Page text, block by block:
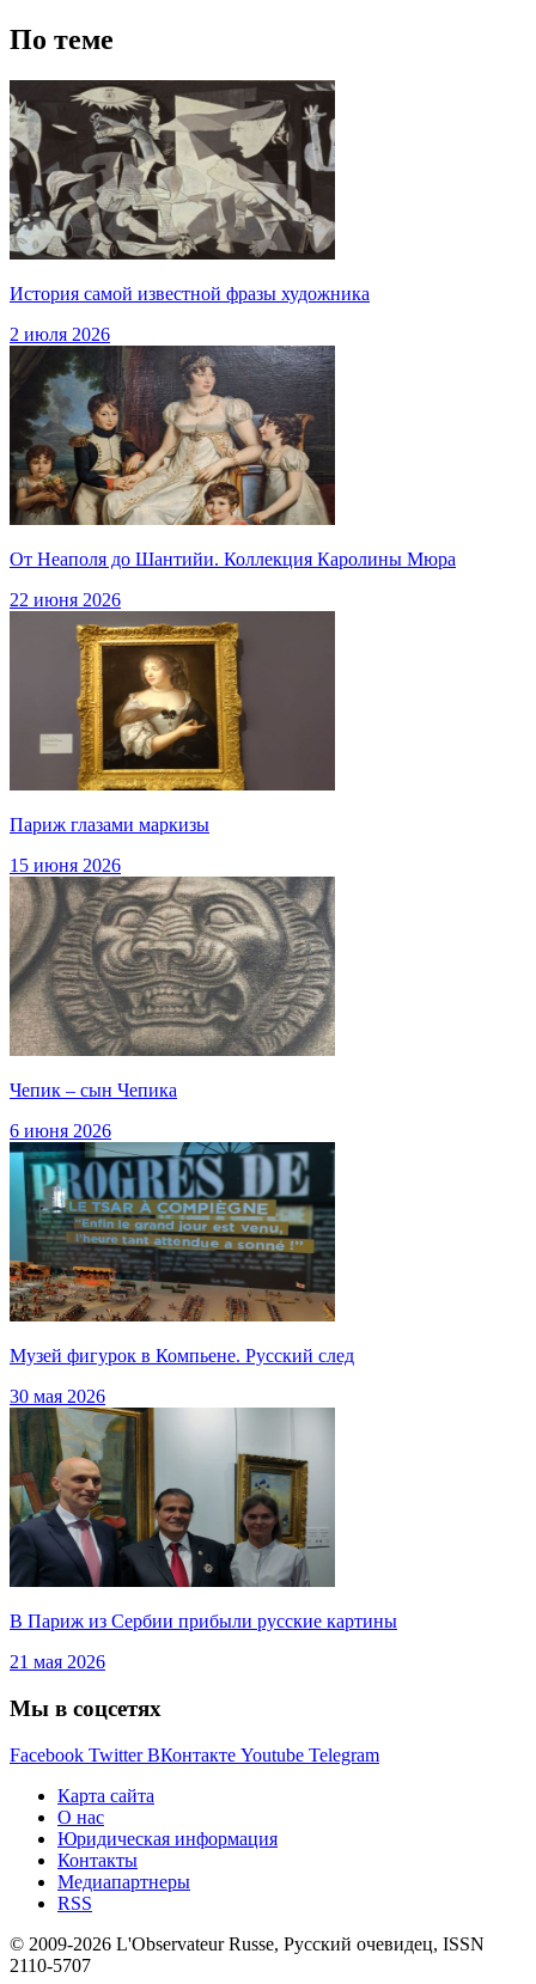
По теме
История самой известной фразы художника
2 июля 2026
От Неаполя до Шантийи. Коллекция Каролины Мюра
22 июня 2026
Париж глазами маркизы
15 июня 2026
Чепик – сын Чепика
6 июня 2026
Музей фигурок в Компьене. Русский след
30 мая 2026
В Париж из Сербии прибыли русские картины
21 мая 2026
Мы в соцсетях
Facebook Twitter ВКонтакте Youtube Telegram
Карта сайта
О нас
Юридическая информация
Контакты
Медиапартнеры
RSS
© 2009-2026 L'Observateur Russe, Русский очевидец, ISSN
2110-5707